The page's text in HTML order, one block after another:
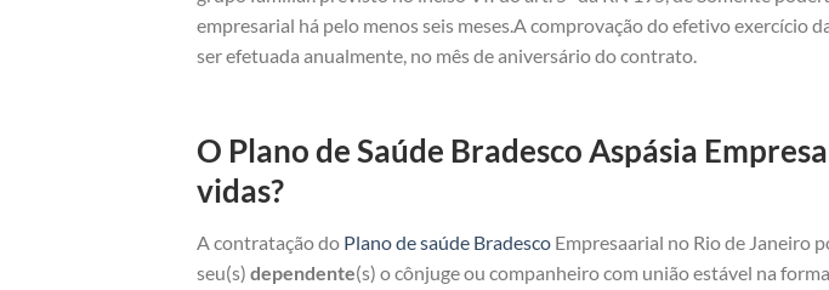
empresarial há pelo menos seis meses.A comprovação do efetivo exercício
ser efetuada anualmente, no mês de aniversário do contrato.
O Plano de Saúde Bradesco Aspásia
vidas?
A contratação do Plano de saúde Bradesco Empresaarial no Rio de Janeiro
seu(s) dependente(s) o cônjuge ou companheiro com união estável na